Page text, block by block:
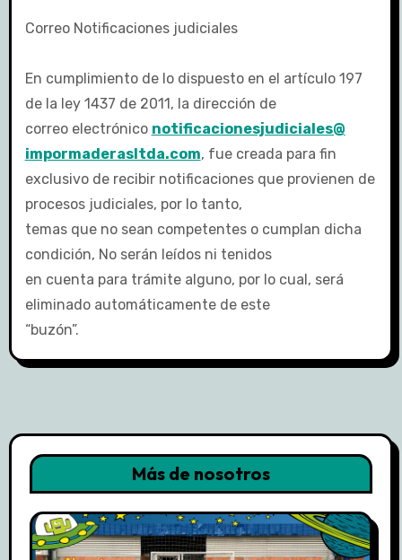
Correo Notificaciones judiciales
En cumplimiento de lo dispuesto en el artículo 197
de la ley 1437 de 2011, la dirección de
correo electrónico notificacionesjudiciales@
impormaderasltda.com, fue creada para fin
exclusivo de recibir notificaciones que provienen de
procesos judiciales, por lo tanto,
temas que no sean competentes o cumplan dicha
condición, No serán leídos ni tenidos
en cuenta para trámite alguno, por lo cual, será
eliminado automáticamente de este
“buzón”.
Más de nosotros